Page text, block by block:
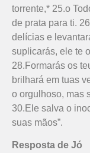
torrente,* 25.o
de prata para ti.
delícias e
suplicarás, ele te
28.Formarás os
brilhará em tuas
o orgulhoso, mas
30.Ele salva o
suas mãos”.
Resposta de Jó